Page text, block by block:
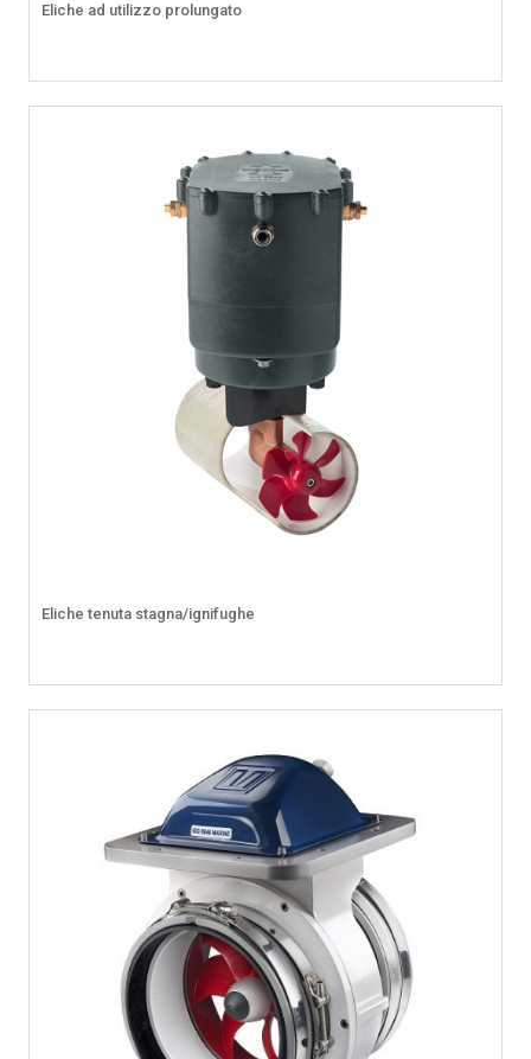
Eliche ad utilizzo prolungato
Eliche tenuta stagna/ignifughe